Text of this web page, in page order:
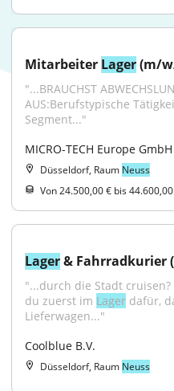
Mitarbeiter Lager (m/
"...BRAUCHST
AUS:Berufstypische
Segment..."
MICRO-TECH Europe GmbH
Düsseldorf, Raum Neuss
Von 24.500,00 € bis
Lager & Fahrradkurier
"...durch die Stadt
du zuerst im Lager dafür,
Lieferwagen..."
Coolblue B.V.
Düsseldorf, Raum Neuss